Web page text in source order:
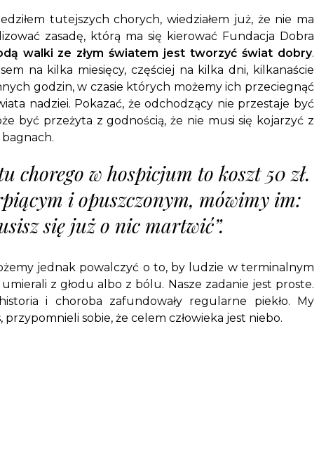
tutejszych chorych, wiedziałem już, że nie ma
zasadę, którą ma się kierować Fundacja Dobra
walki ze złym światem jest tworzyć świat dobry.
na kilka miesięcy, częściej na kilka dni, kilkanaście
godzin, w czasie których możemy ich przeciegnąć
nadziei. Pokazać, że odchodzący nie przestaje być
być przeżyta z godnością, że nie musi się kojarzyć z
chorego w hospicjum to koszt 50 zł.
i opuszczonym, mówimy im:
się już o nic martwić”.
jednak powalczyć o to, by ludzie w terminalnym
z głodu albo z bólu. Nasze zadanie jest proste.
i choroba zafundowały regularne piekło. My
przypomnieli sobie, że celem człowieka jest niebo.